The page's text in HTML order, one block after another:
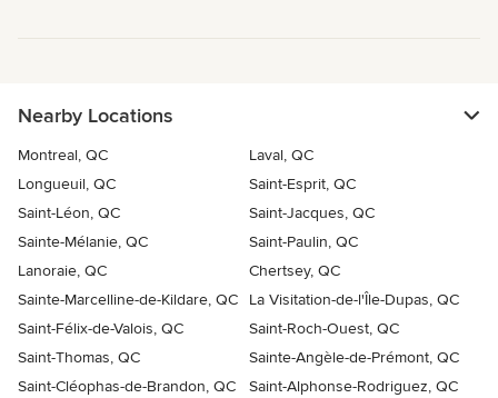
Nearby Locations
Montreal, QC
Laval, QC
Longueuil, QC
Saint-Esprit, QC
Saint-Léon, QC
Saint-Jacques, QC
Sainte-Mélanie, QC
Saint-Paulin, QC
Lanoraie, QC
Chertsey, QC
Sainte-Marcelline-de-Kildare, QC
La Visitation-de-l'Île-Dupas, QC
Saint-Félix-de-Valois, QC
Saint-Roch-Ouest, QC
Saint-Thomas, QC
Sainte-Angèle-de-Prémont, QC
Saint-Cléophas-de-Brandon, QC
Saint-Alphonse-Rodriguez, QC